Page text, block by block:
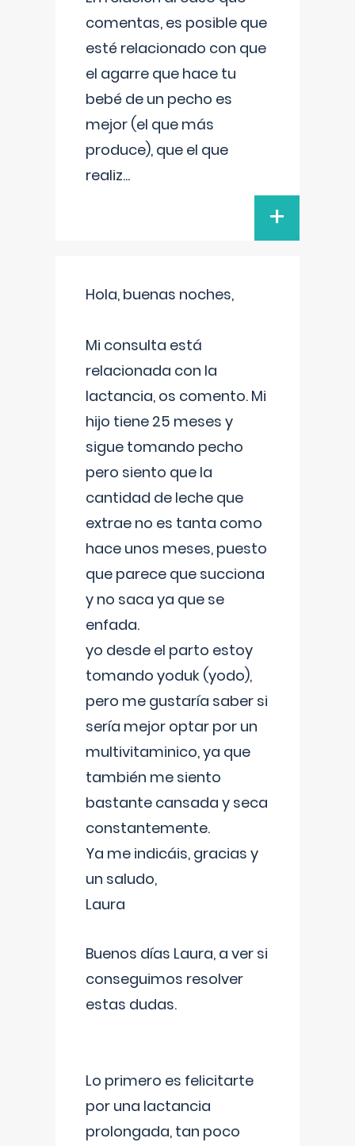
comentas, es posible que
esté relacionado con que
el agarre que hace tu
bebé de un pecho es
mejor (el que más
produce), que el que
realiz...
+
Hola, buenas noches,
Mi consulta está
relacionada con la
lactancia, os comento. Mi
hijo tiene 25 meses y
sigue tomando pecho
pero siento que la
cantidad de leche que
extrae no es tanta como
hace unos meses, puesto
que parece que succiona
y no saca ya que se
enfada.
yo desde el parto estoy
tomando yoduk (yodo),
pero me gustaría saber si
sería mejor optar por un
multivitaminico, ya que
también me siento
bastante cansada y seca
constantemente.
Ya me indicáis, gracias y
un saludo,
Laura
Buenos días Laura, a ver si
conseguimos resolver
estas dudas.
Lo primero es felicitarte
por una lactancia
prolongada, tan poco